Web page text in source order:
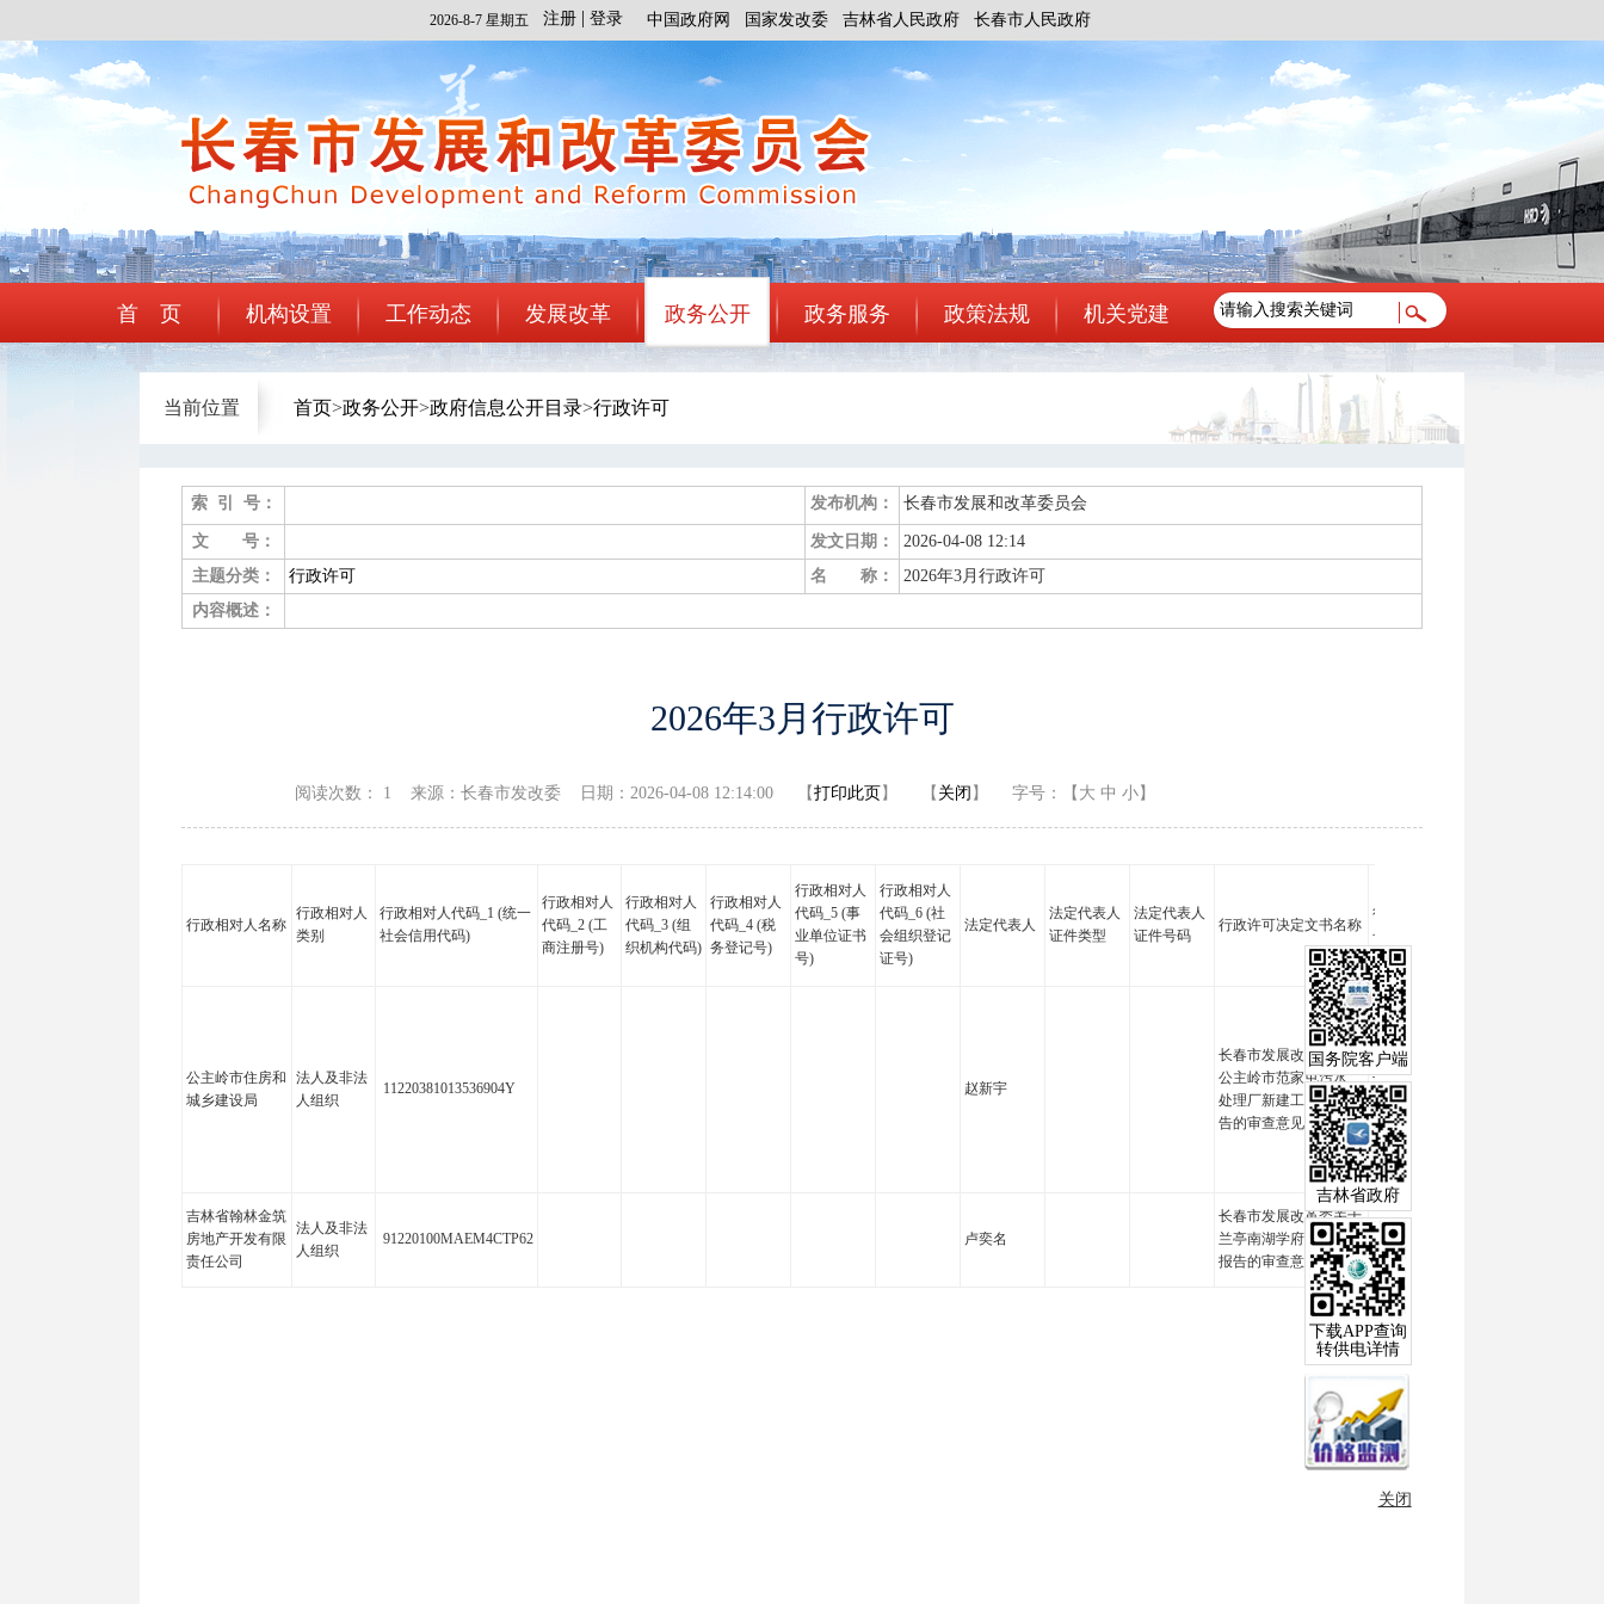
2026-8-7 星期五 中国政府网 国家发改委 吉林省人民政府 长春市人民政府
注册 登录
首 页 机构设置 工作动态 发展改革 政务公开 政务服务 政策法规 机关党建
当前位置 首页>政务公开>政府信息公开目录>行政许可
索 引 号： 发布机构： 长春市发展和改革委员会
文 号： 发文日期：
2026-04-08 12:14
主题分类：
行政许可 名 称：
2026年3月行政许可
内容概述：
2026年3月行政许可
阅读次数： 1 来源：长春市发改委 日期：2026-04-08 12:14:00 【 打印此页 】 【 关闭 】 字号： 【大 中 小 】
行政相对人名称
行政相对人
类别
行政相对人代码_1 (统一
社会信用代码)
行政相对人
代码_2 (工
商注册号)
行政相对人
代码_3 (组
织机构代码)
行政相对人
代码_4 (税
务登记号)
行政相对人
代码_5 (事
业单位证书
号)
行政相对人
代码_6 (社
会组织登记
证号)
法定代表人
法定代表人
证件类型
法定代表人
证件号码
行政许可决定文书名称
行政许可决定文书
号
公主岭市住房和
城乡建设局
法人及非法
人组织
11220381013536904Y 赵新宇
长春市发展改革委关于
公主岭市范家屯污水
处理厂新建工程节能报
告的审查意见
长发改审批字
[2026]66号
吉林省翰林金筑
房地产开发有限
责任公司
法人及非法
人组织
91220100MAEM4CTP62 卢奕名
长春市发展改革委关于
兰亭南湖学府上院节能
报告的审查意见
长发改审批字
[2026]79号
国务院客户端
吉林省政府
下载APP查询
转供电详情
关闭